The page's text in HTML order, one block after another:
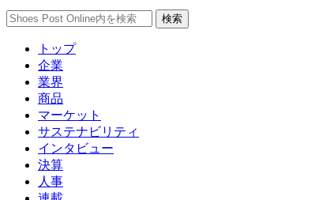
トップ
企業
業界
商品
マーケット
サステナビリティ
インタビュー
決算
人事